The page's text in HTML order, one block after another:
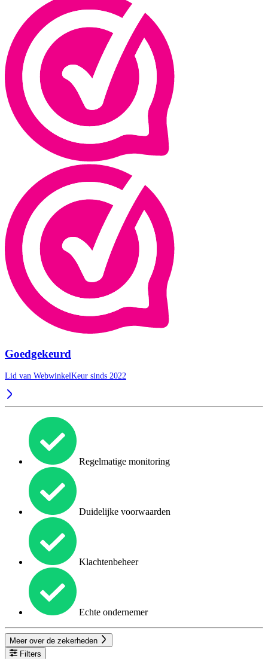
Goedgekeurd
Lid van WebwinkelKeur sinds 2022
Regelmatige monitoring
Duidelijke voorwaarden
Klachtenbeheer
Echte ondernemer
Meer over de zekerheden
Filters